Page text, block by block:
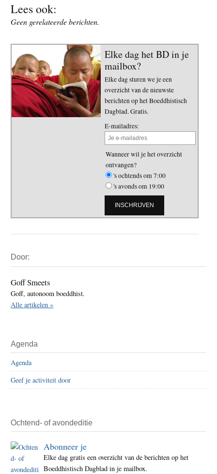
Lees ook:
Geen gerelateerde berichten.
Elke dag het BD in je
mailbox?
Elke dag sturen we je een
overzicht van de nieuwste
berichten op het Boeddhistisch
Dagblad. Gratis.
E-mailadres:
Wanneer wil je het overzicht
ontvangen?
's ochtends om 7:00
's avonds om 19:00
Sidebar
Door:
Goff Smeets
Goff, autonoom boeddhist.
Alle artikelen »
Agenda
Agenda
Geef je activiteit door
Ochtend- of avondeditie
Abonneer je
Elke dag gratis een overzicht van de berichten op het
Boeddhistisch Dagblad in je mailbox.